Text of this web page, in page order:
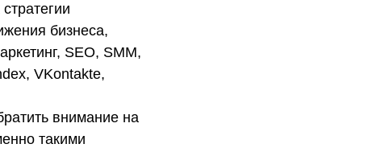
бизнеса,
SEO, SMM,
VKontakte,
внимание на
такими